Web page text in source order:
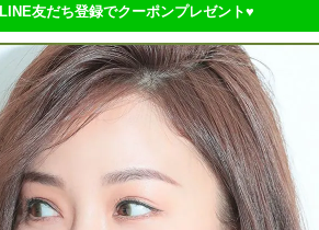
LINE友だち登録でクーポンプレゼント♥